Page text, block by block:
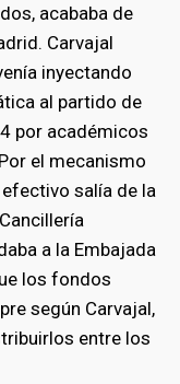
acababa de
Carvajal
inyectando
al partido de
por académicos
el mecanismo
salía de la
a la Embajada
los fondos
según Carvajal,
entre los